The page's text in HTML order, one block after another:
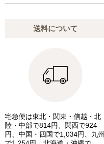
送料について
宅急便は東北・関東・信越・北
陸・中部で814円、関西で924
円、中国・四国で1,034円、九州